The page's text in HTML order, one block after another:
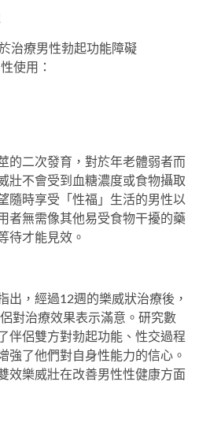
治療男性勃起功能障礙
使用：
的二次發育，對於年老體弱者而
壯不會受到血糖濃度或食物攝取
隨時享受「性福」生活的男性以
者無需像其他易受食物干擾的藥
待才能見效。
出，經過12週的樂威狀治療後，
對治療效果表示滿意。研究數
伴侶雙方對勃起功能、性交過程
強了他們對自身性能力的信心。
效樂威壯在改善男性性健康方面